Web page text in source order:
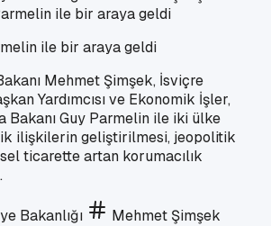
ile bir araya geldi
Mehmet Şimşek, İsviçre
Yardımcısı ve Ekonomik İşler,
Bakanı Guy Parmelin ile iki ülke
ilişkilerin geliştirilmesi, jeopolitik
ticarette artan korumacılık
Bakanlığı Mehmet Şimşek